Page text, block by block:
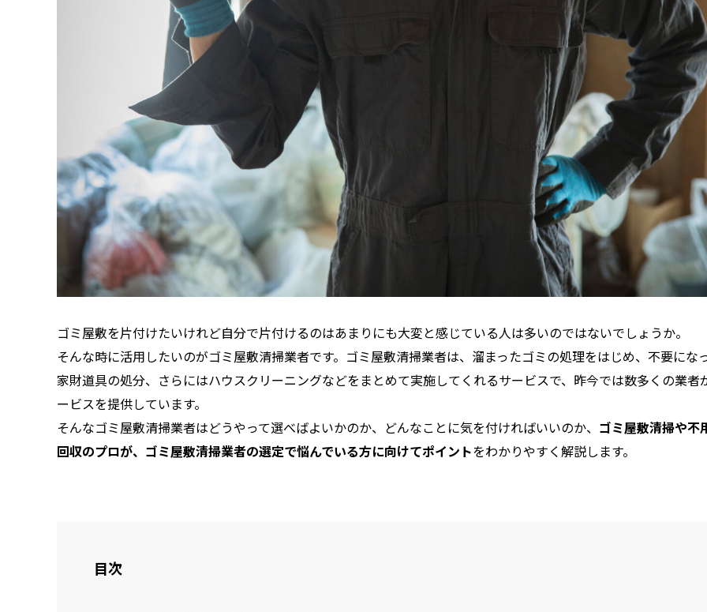
ゴミ屋敷を片付けたいけれど自分で片付けるのはあまりにも大変と感じている人は多いのではないでしょうか。
そんな時に活用したいのがゴミ屋敷清掃業者です。ゴミ屋敷清掃業者は、溜まったゴミの処理をはじめ、不要にな
家財道具の処分、さらにはハウスクリーニングなどをまとめて実施してくれるサービスで、昨今では数多くの業者
ービスを提供しています。
そんなゴミ屋敷清掃業者はどうやって選べばよいかのか、どんなことに気を付ければいいのか、 ゴミ屋敷清掃や不
回収のプロが、ゴミ屋敷清掃業者の選定で悩んでいる方に向けてポイントをわかりやすく解説します。
目次